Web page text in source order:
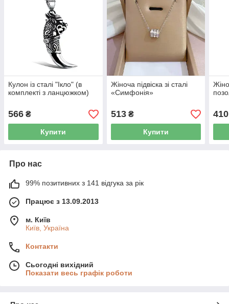
Кулон із сталі "Ікло" (в
комплекті з ланцюжком)
566 ₴
Купити
Жіноча підвіска зі сталі
«Симфонія»
513₴
Купити
410
Про нас
99% позитивних з 141 відгука за рік
Працює з 13.09.2013
м. Київ
Київ, Україна
Контакти
Сьогодні вихідний
Показати весь графік роботи